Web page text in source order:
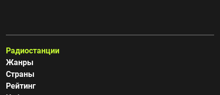
Радиостанции
Жанры
Страны
Рейтинг